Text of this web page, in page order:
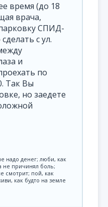
время (до 18
врача,
СПИД-
с ул.
и
по
Так Вы
но заедете
надо денег; люби, как
не причинял боль;
смотрит; пой, как
как будто на земле